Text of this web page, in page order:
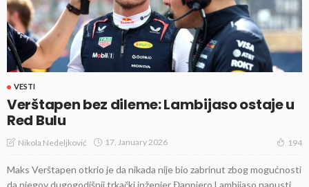
VESTI
Verštapen bez dileme: Lambijaso ostaje u
Red Bulu
Nikola Nedeljković 17, January 2026 194
Maks Verštapen otkrio je da nikada nije bio zabrinut zbog mogućnosti
da njegov dugogodišnji trkački inženjer Đanpjero Lambijaso napusti